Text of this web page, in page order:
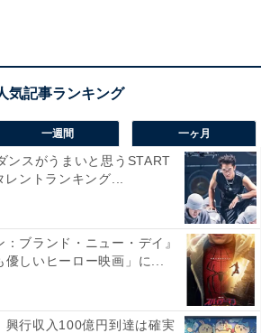
2010年に放送された大河ドラマ第
。
として活躍する福山雅治さんが幕末
を演じたことでも有名です。全体の
ていることから、現在でも人気の高
とが分かりました。
一週間 一ヶ月
ンスがうまいと思うSTART
ントランキング...
：ブランド・ニュー・デイ』
しいヒーロー映画」に...
興行収入100億円到達は確実